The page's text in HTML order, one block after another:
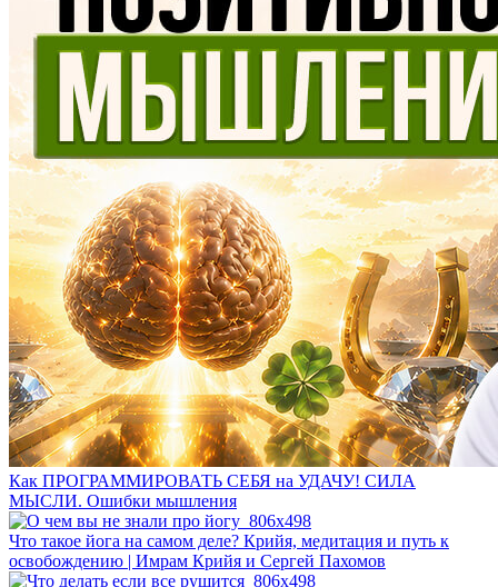
Как ПРОГРАММИРОВАТЬ СЕБЯ на УДАЧУ! СИЛА
МЫСЛИ. Ошибки мышления
Что такое йога на самом деле? Крийя, медитация и путь к
освобождению | Имрам Крийя и Сергей Пахомов